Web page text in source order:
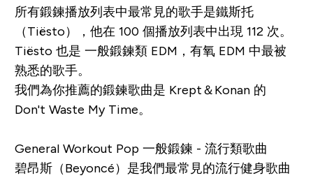
所有鍛鍊播放列表中最常見的歌手是鐵斯托
（Tiësto），他在 100 個播放列表中出現 112 次。
Tiësto 也是 一般鍛鍊類 EDM，有氧 EDM 中最被
熟悉的歌手。
我們為你推薦的鍛鍊歌曲是 Krept＆Konan 的
Don't Waste My Time。
General Workout Pop 一般鍛鍊 - 流行類歌曲
碧昂斯（Beyoncé）是我們最常見的流行健身歌曲